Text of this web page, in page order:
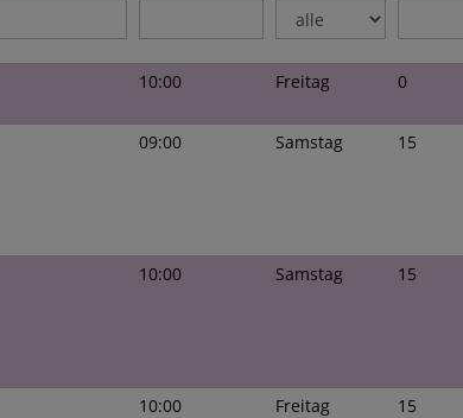
10:00 Freitag 0
09:00 Samstag 15
10:00 Samstag 15
10:00 Freitag 15